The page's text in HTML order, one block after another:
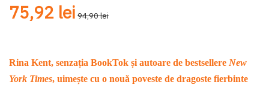
75,92 lei 94,90 lei
Rina Kent, senzația BookTok și autoare de bestsellere New
York Times, uimește cu o nouă poveste de dragoste fierbinte